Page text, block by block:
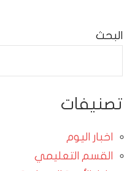
البحث
تصنيفات
اخبار اليوم
القسم التعليمي